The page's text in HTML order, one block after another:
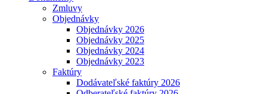
Zmluvy
Objednávky
Objednávky 2026
Objednávky 2025
Objednávky 2024
Objednávky 2023
Faktúry
Dodávateľské faktúry 2026